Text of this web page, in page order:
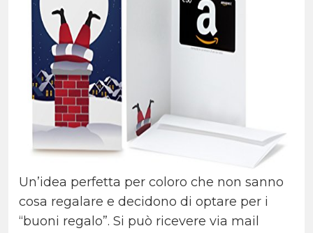
Un’idea perfetta per coloro che non sanno
cosa regalare e decidono di optare per i
“buoni regalo”. Si può ricevere via mail